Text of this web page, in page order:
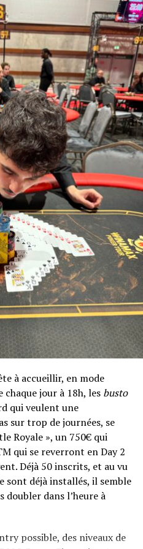
du 19 octobre à l'ACF
de l'ACF
à accueillir, en mode
jour à 18h, les busto
qui veulent une
sur trop de journées, se
Royale », un 750€ qui
qui se reverront en Day 2
Déjà 50 inscrits, et au vu
sont déjà installés, il semble
doubler dans l’heure à
possible, des niveaux de